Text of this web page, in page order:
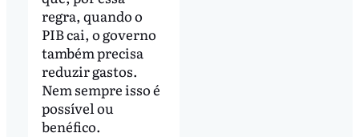
regra, quando o
PIB cai, o governo
também precisa
reduzir gastos.
Nem sempre isso é
possível ou
benéfico.